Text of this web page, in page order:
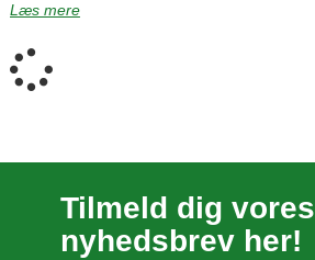
Læs mere
Tilmeld dig vores
nyhedsbrev her!